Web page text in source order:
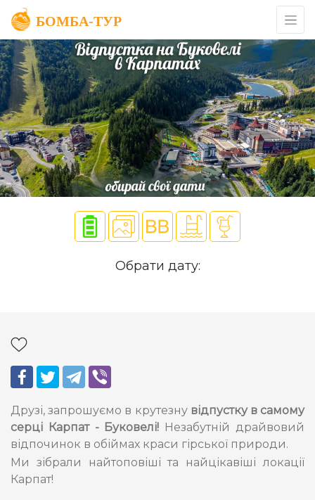
Обрати дату:
Друзі, запрошуємо в крутезну відпустку в самому
серці Карпат - Буковелі! Незабутній драйвовий
відпочинок в обіймах краси гірської природи.
Ми зібрали найтоповіші та найцікавіші локації
Карпат!